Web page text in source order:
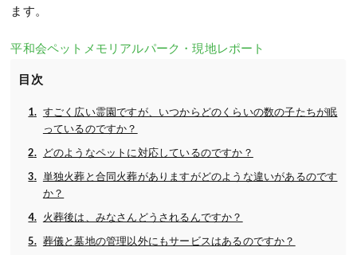
ます。
平和会ペットメモリアルパーク・現地レポート
目次
すごく広い霊園ですが、いつからどのくらいの数の子たちが眠
っているのですか？
どのようなペットに対応しているのですか？
単独火葬と合同火葬がありますがどのような違いがあるのです
か？
火葬後は、みなさんどうされるんですか？
葬儀と墓地の管理以外にもサービスはあるのですか？